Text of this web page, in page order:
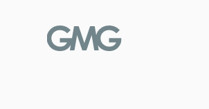
contenido